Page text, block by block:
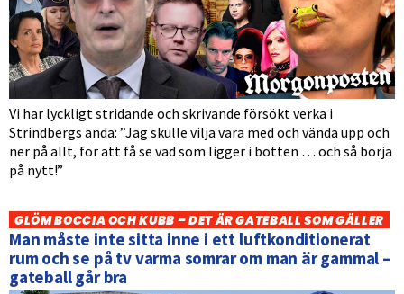
Vi har lyckligt stridande och skrivande försökt verka i
Strindbergs anda: ”Jag skulle vilja vara med och vända upp och
ner på allt, för att få se vad som ligger i botten … och så börja
på nytt!”
GLÖM BOCCIA OCH KUBB – DET ÄR GATEBALL SOM GÄLLER
Man måste inte sitta inne i ett luftkonditionerat
rum och se på tv varma somrar om man är gammal –
gateball går bra